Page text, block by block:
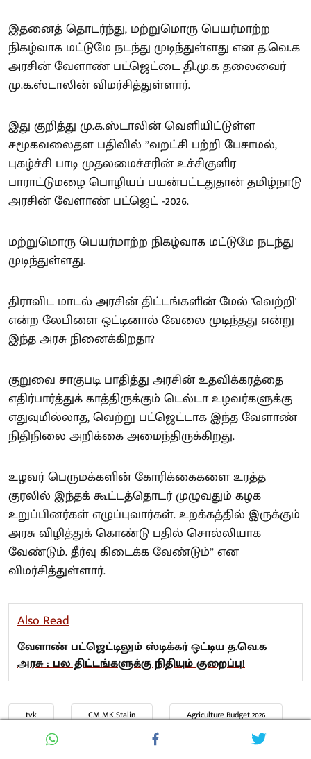
இதனைத் தொடர்ந்து, மற்றுமொரு பெயர்மாற்ற
நிகழ்வாக மட்டுமே நடந்து முடிந்துள்ளது என த.வெ.க
அரசின் வேளாண் பட்ஜெட்டை தி.மு.க தலைவைர்
மு.க.ஸ்டாலின் விமர்சித்துள்ளார்.
இது குறித்து மு.க.ஸ்டாலின் வெளியிட்டுள்ள
சமூகவலைதள பதிவில் ”வறட்சி பற்றி பேசாமல்,
புகழ்ச்சி பாடி முதலமைச்சரின் உச்சிகுளிர
பாராட்டுமழை பொழியப் பயன்பட்டதுதான் தமிழ்நாடு
அரசின் வேளாண் பட்ஜெட் -2026.
மற்றுமொரு பெயர்மாற்ற நிகழ்வாக மட்டுமே நடந்து
முடிந்துள்ளது.
திராவிட மாடல் அரசின் திட்டங்களின் மேல் 'வெற்றி'
என்ற லேபிளை ஒட்டினால் வேலை முடிந்தது என்று
இந்த அரசு நினைக்கிறதா?
குறுவை சாகுபடி பாதித்து அரசின் உதவிக்கரத்தை
எதிர்பார்த்துக் காத்திருக்கும் டெல்டா உழவர்களுக்கு
எதுவுமில்லாத, வெற்று பட்ஜெட்டாக இந்த வேளாண்
நிதிநிலை அறிக்கை அமைந்திருக்கிறது.
உழவர் பெருமக்களின் கோரிக்கைகளை உரத்த
குரலில் இந்தக் கூட்டத்தொடர் முழுவதும் கழக
உறுப்பினர்கள் எழுப்புவார்கள். உறக்கத்தில் இருக்கும்
அரசு விழித்துக் கொண்டு பதில் சொல்லியாக
வேண்டும். தீர்வு கிடைக்க வேண்டும்” என
விமர்சித்துள்ளார்.
Also Read
வேளாண் பட்ஜெட்டிலும் ஸ்டிக்கர் ஒட்டிய த.வெ.க
அரசு : பல திட்டங்களுக்கு நிதியும் குறைப்பு!
tvk CM MK Stalin Agriculture Budget 2026